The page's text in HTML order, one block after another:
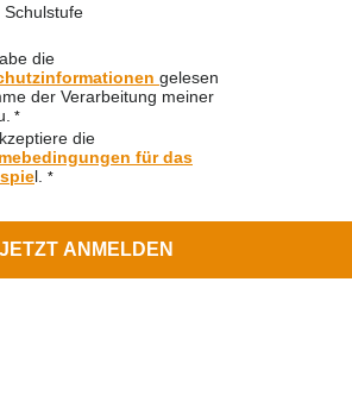
Schulstufe
die
gelesen
der Verarbeitung meiner
*
die
für das
l. *
JETZT ANMELDEN